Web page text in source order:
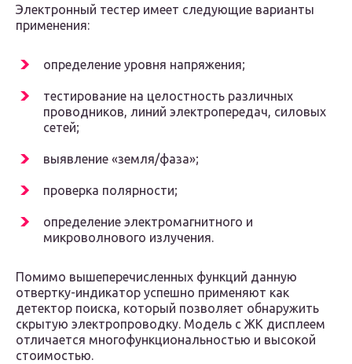
Электронный тестер имеет следующие варианты
применения:
определение уровня напряжения;
тестирование на целостность различных
проводников, линий электропередач, силовых
сетей;
выявление «земля/фаза»;
проверка полярности;
определение электромагнитного и
микроволнового излучения.
Помимо вышеперечисленных функций данную
отвертку-индикатор успешно применяют как
детектор поиска, который позволяет обнаружить
скрытую электропроводку. Модель с ЖК дисплеем
отличается многофункциональностью и высокой
стоимостью.